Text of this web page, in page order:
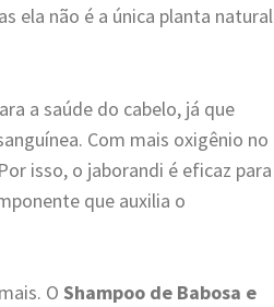
ela não é a única planta natural
a saúde do cabelo, já que
Com mais oxigênio no
isso, o jaborandi é eficaz para
que auxilia o
OShampoo de Babosa e